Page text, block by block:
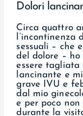
Dolori
Circa quattro
l’incontinenza
sessuali – che
del dolore – ho
essere tagliata
lancinante e
grave IVU e
dal mio
e per poco
durante la